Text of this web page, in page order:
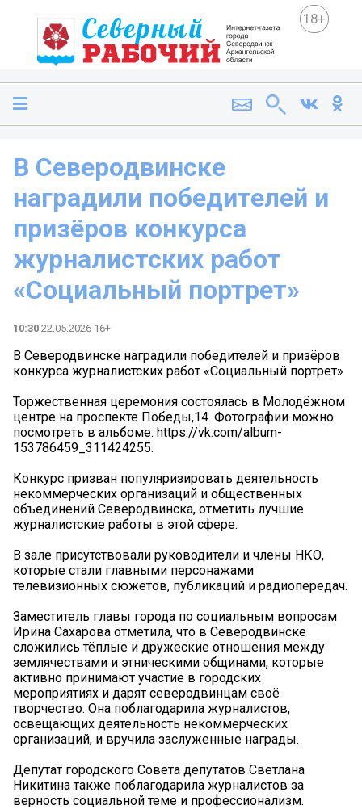
18+
В Северодвинске
наградили победителей и
призёров конкурса
журналистских работ
«Социальный портрет»
10:30 22.05.2026 16+
В Северодвинске наградили победителей и призёров
конкурса журналистских работ «Социальный портрет»
Торжественная церемония состоялась в Молодёжном
центре на проспекте Победы,14. Фотографии можно
посмотреть в альбоме: https://vk.com/album-
153786459_311424255.
Конкурс призван популяризировать деятельность
некоммерческих организаций и общественных
объединений Северодвинска, отметить лучшие
журналистские работы в этой сфере.
В зале присутствовали руководители и члены НКО,
которые стали главными персонажами
телевизионных сюжетов, публикаций и радиопередач.
Заместитель главы города по социальным вопросам
Ирина Сахарова отметила, что в Северодвинске
сложились тёплые и дружеские отношения между
землячествами и этническими общинами, которые
активно принимают участие в городских
мероприятиях и дарят северодвинцам своё
творчество. Она поблагодарила журналистов,
освещающих деятельность некоммерческих
организаций, и вручила заслуженные награды.
Депутат городского Совета депутатов Светлана
Никитина также поблагодарила журналистов за
верность социальной теме и профессионализм.